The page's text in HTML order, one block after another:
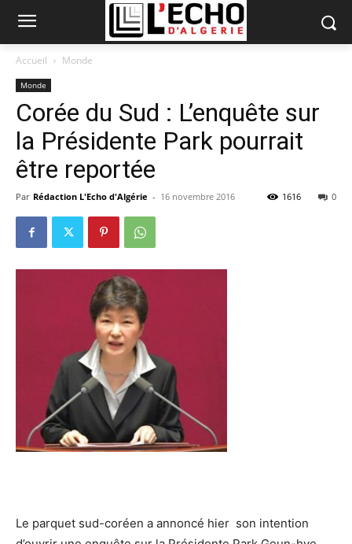
Accueil Monde
Monde
Corée du Sud : L’enquête sur
la Présidente Park pourrait
être reportée
Par Rédaction L'Echo d'Algérie - 16 novembre 2016 0
1616
Le parquet sud-coréen a annoncé hier son intention